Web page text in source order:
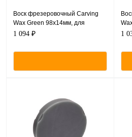
Воск фрезеровочный Carving
Wax Green 98х14мм, для
Базовой системы - CAM/CAM
1 094 ₽ 1